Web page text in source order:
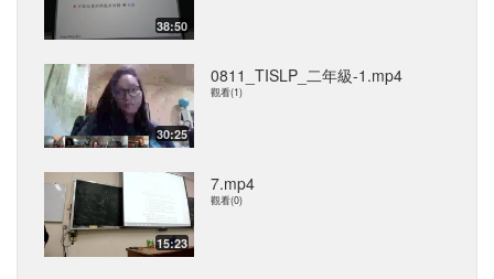
38:50
30:25
0811_TISLP_二年級-1.mp4
觀看(1)
15:23
7.mp4
觀看(0)